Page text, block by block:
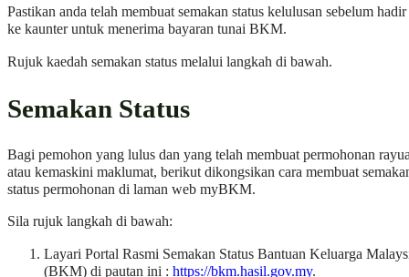
Pastikan anda telah membuat semakan status kelulusan sebelum hadir
ke kaunter untuk menerima bayaran tunai BKM.
Rujuk kaedah semakan status melalui langkah di bawah.
Semakan Status
Bagi pemohon yang lulus dan yang telah membuat permohonan
atau kemaskini maklumat, berikut dikongsikan cara membuat
status permohonan di laman web myBKM.
Sila rujuk langkah di bawah:
Layari Portal Rasmi Semakan Status Bantuan Keluarga
(BKM) di pautan ini : https://bkm.hasil.gov.my.